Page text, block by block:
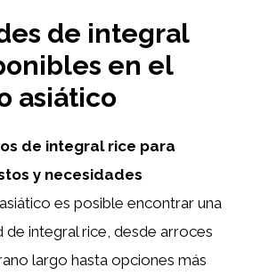
de integral
en el
asiático
de integral rice para
y necesidades
es posible encontrar una
de integral rice, desde arroces
largo hasta opciones más